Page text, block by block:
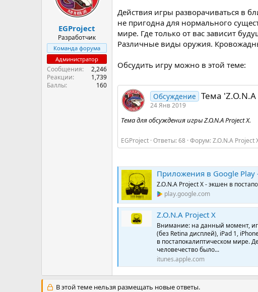
л
EGProject
Разработчик
Команда форума
Администратор
Сообщения
2,246
Реакции
1,739
Баллы
160
Действия игры разворачиваться в
не пригодна для нормального
мире. Где только от вас зависит
Различные виды оружия.
Обсудить игру можно в этой теме:
Обсуждение Тема
24 Янв 2019
Тема для обсуждения игры Z.O.N.A Project X.
EGProject Ответы: 68 Форум:Z.O.N.A Project
Приложения в Google Play
Z.O.N.A Project X - экшен в
play.google.com
‎Z.O.N.A Project X
‎Внимание: на данный момент,
(без Retina дисплей), iPad 1,
в постапокалиптическом мире.
человечество было...
itunes.apple.com
В этой теме нельзя размещать новые ответы.